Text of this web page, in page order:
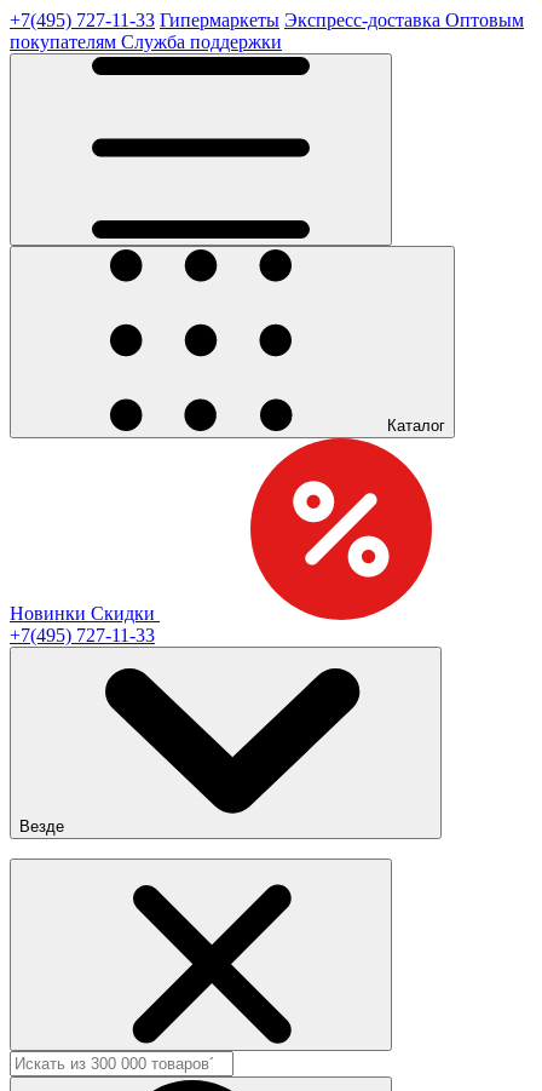
+7(495) 727-11-33 Гипермаркеты Экспресс-доставка Оптовым
покупателям Служба поддержки
Каталог
Новинки Скидки
+7(495) 727-11-33
Везде